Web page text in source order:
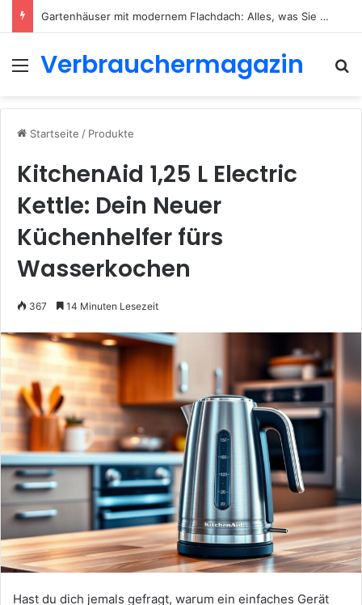
Gartenhäuser mit modernem Flachdach: Alles, was Sie 2026 wissen müssen
Menü
Verbrauchermagazin
Startseite / Produkte
KitchenAid 1,25 L Electric
Kettle: Dein Neuer
Küchenhelfer fürs
Wasserkochen
367 14 Minuten Lesezeit
Hast du dich jemals gefragt, warum ein einfaches Gerät